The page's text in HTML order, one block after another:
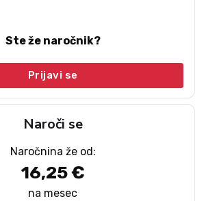
Ste že naročnik?
Prijavi se
Naroči se
Naročnina že od:
16,25 €
na mesec